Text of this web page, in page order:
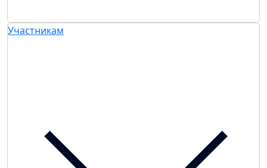
Участникам